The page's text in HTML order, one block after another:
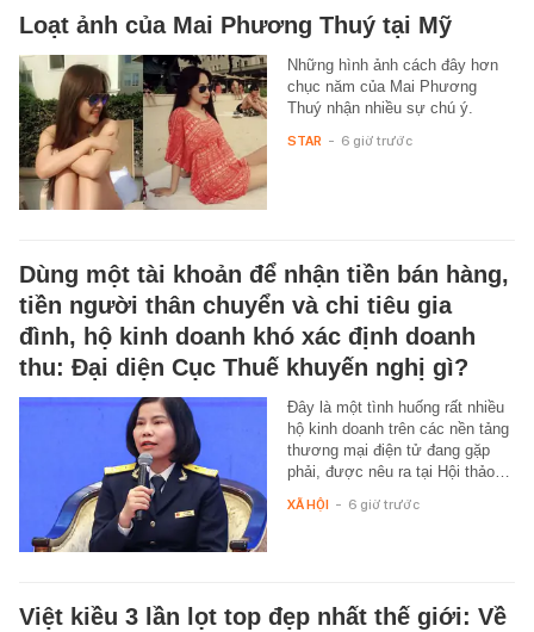
Loạt ảnh của Mai Phương Thuý tại Mỹ
Những hình ảnh cách đây hơn
chục năm của Mai Phương
Thuý nhận nhiều sự chú ý.
STAR - 6 giờ trước
Dùng một tài khoản để nhận tiền bán hàng,
tiền người thân chuyển và chi tiêu gia
đình, hộ kinh doanh khó xác định doanh
thu: Đại diện Cục Thuế khuyến nghị gì?
Đây là một tình huống rất nhiều
hộ kinh doanh trên các nền tảng
thương mại điện tử đang gặp
phải, được nêu ra tại Hội thảo…
XÃ HỘI - 6 giờ trước
Việt kiều 3 lần lọt top đẹp nhất thế giới: Về